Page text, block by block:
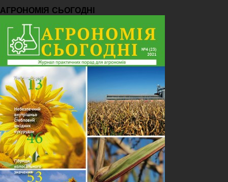
АГРОНОМІЯ СЬОГОДНІ